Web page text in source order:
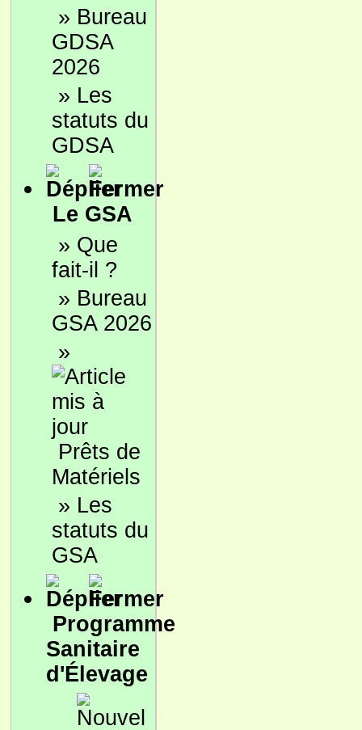
» Bureau
GDSA
2026
» Les
statuts du
GDSA
Le GSA
» Que
fait-il ?
» Bureau
GSA 2026
»
Prêts de
Matériels
» Les
statuts du
GSA
Programme
Sanitaire
d'Élevage